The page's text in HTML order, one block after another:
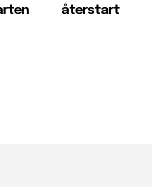
återstart